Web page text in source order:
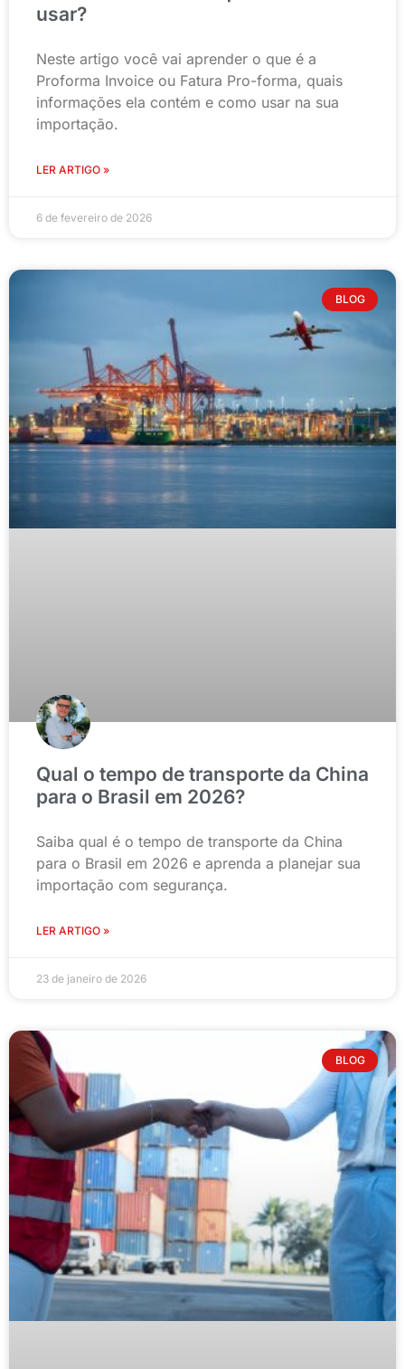
usar?
Neste artigo você vai aprender o que é a
Proforma Invoice ou Fatura Pro-forma, quais
informações ela contém e como usar na sua
importação.
LER ARTIGO »
6 de fevereiro de 2026
BLOG
Qual o tempo de transporte da China
para o Brasil em 2026?
Saiba qual é o tempo de transporte da China
para o Brasil em 2026 e aprenda a planejar sua
importação com segurança.
LER ARTIGO »
23 de janeiro de 2026
BLOG